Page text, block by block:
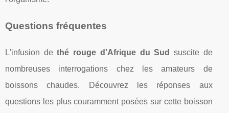
Questions fréquentes
L'infusion dethé rouge d'Afrique du Sud
suscite de
nombreuses interrogations chez les amateurs de
boissons chaudes. Découvrez les réponses aux
questions les plus couramment posées sur cette boisson